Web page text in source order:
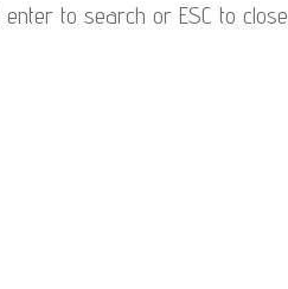
to search or ESC to close